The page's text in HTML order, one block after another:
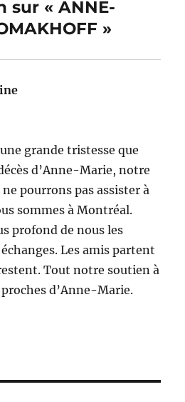
sur « ANNE-
»
grande tristesse que
d’Anne-Marie, notre
pourrons pas assister à
sommes à Montréal.
profond de nous les
Les amis partent
Tout notre soutien à
d’Anne-Marie.